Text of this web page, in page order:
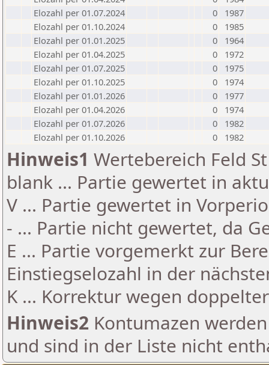
Elozahl per 01.07.2024
0
1987
Elozahl per 01.10.2024
0
1985
Elozahl per 01.01.2025
0
1964
Elozahl per 01.04.2025
0
1972
Elozahl per 01.07.2025
0
1975
Elozahl per 01.10.2025
0
1974
Elozahl per 01.01.2026
0
1977
Elozahl per 01.04.2026
0
1974
Elozahl per 01.07.2026
0
1982
Elozahl per 01.10.2026
0 1982
Hinweis1 Wertebereich Feld
blank ... Partie gewertet in
V ... Partie gewertet in
- ... Partie nicht gewertet, da
E ... Partie vorgemerkt zur
Einstiegselozahl in der
K ... Korrektur wegen
Hinweis2 Kontumazen
und sind in der Liste nicht